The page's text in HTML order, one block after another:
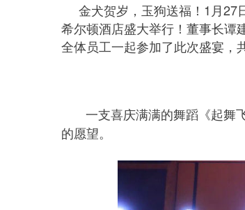
金犬贺岁，玉狗送福！1月27
希尔顿酒店盛大举行！董事长谭
全体员工一起参加了此次盛宴，
一支喜庆满满的舞蹈《起舞
的愿望。